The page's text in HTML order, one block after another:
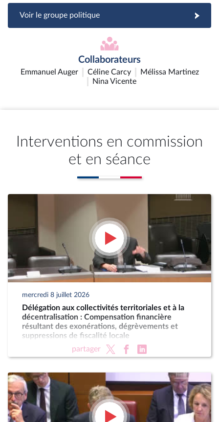
Voir le groupe politique
Collaborateurs
Emmanuel Auger Céline Carcy
Mélissa Martinez
Nina Vicente
Interventions en commission
et en séance
mercredi 8 juillet 2026
Délégation aux collectivités territoriales et à la
décentralisation : Compensation financière
résultant des exonérations, dégrèvements et
suppressions de fiscalité locale
partager